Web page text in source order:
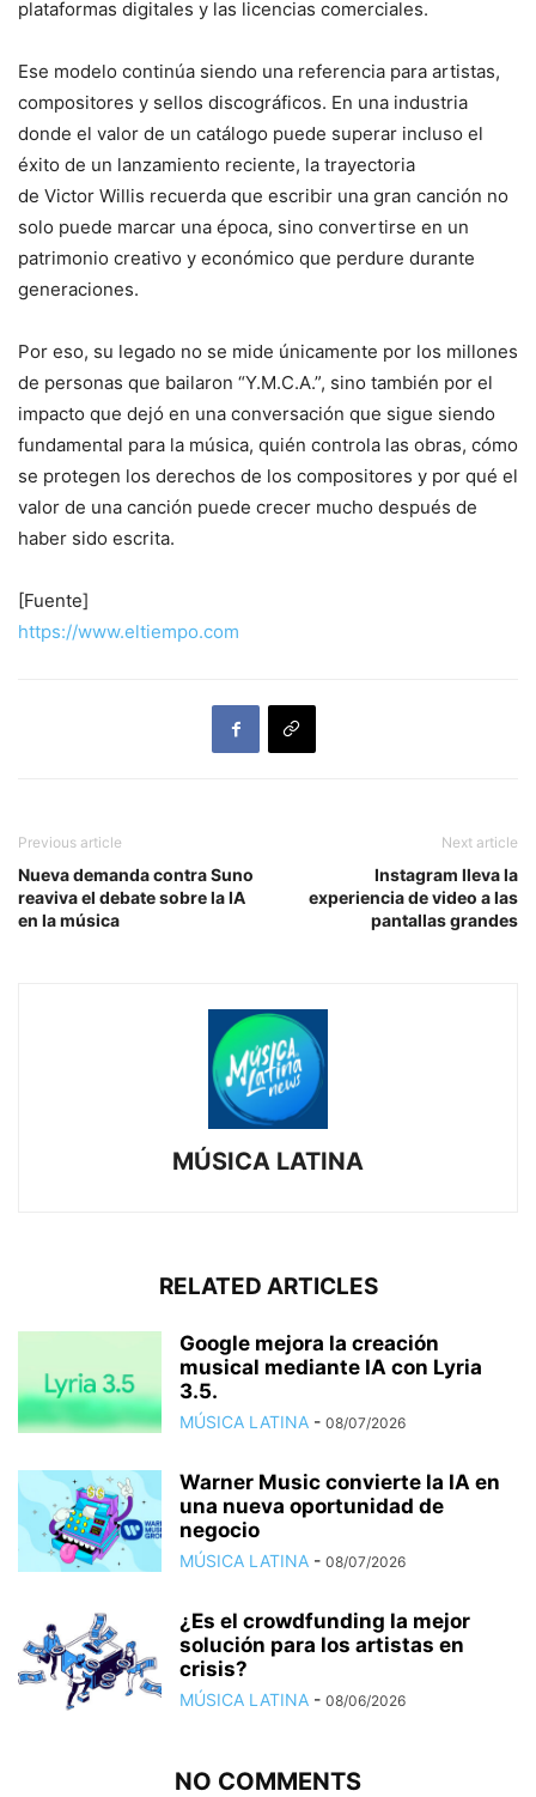
plataformas digitales y las licencias comerciales.
Ese modelo continúa siendo una referencia para artistas,
compositores y sellos discográficos. En una industria
donde el valor de un catálogo puede superar incluso el
éxito de un lanzamiento reciente, la trayectoria
de Victor Willis recuerda que escribir una gran canción no
solo puede marcar una época, sino convertirse en un
patrimonio creativo y económico que perdure durante
generaciones.
Por eso, su legado no se mide únicamente por los millones
de personas que bailaron “Y.M.C.A.”, sino también por el
impacto que dejó en una conversación que sigue siendo
fundamental para la música, quién controla las obras, cómo
se protegen los derechos de los compositores y por qué el
valor de una canción puede crecer mucho después de
haber sido escrita.
[Fuente]
https://www.eltiempo.com
Previous article
Nueva demanda contra Suno
reaviva el debate sobre la IA
en la música
Next article
Instagram lleva la
experiencia de video a las
pantallas grandes
MÚSICA LATINA
RELATED ARTICLES
Google mejora la creación
musical mediante IA con Lyria
3.5.
MÚSICA LATINA - 08/07/2026
Warner Music convierte la IA en
una nueva oportunidad de
negocio
MÚSICA LATINA - 08/07/2026
¿Es el crowdfunding la mejor
solución para los artistas en
crisis?
MÚSICA LATINA - 08/06/2026
NO COMMENTS